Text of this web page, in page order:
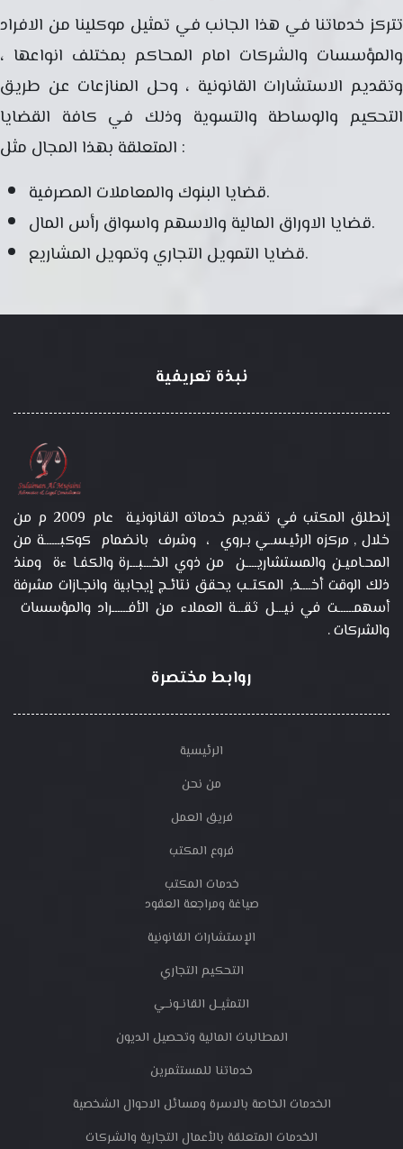
تتركز خدماتنا في هذا الجانب في تمثيل موكلينا من الافراد
والمؤسسات والشركات امام المحاكم بمختلف انواعها ،
وتقديم الاستشارات القانونية ، وحل المنازعات عن طريق
التحكيم والوساطة والتسوية وذلك في كافة القضايا
المتعلقة بهذا المجال مثل :
قضايا البنوك والمعاملات المصرفية.
قضايا الاوراق المالية والاسهم واسواق رأس المال.
قضايا التمويل التجاري وتمويل المشاريع.
نبذة تعريفية
إنطلق المكتب في تقديم خدماته القانونيـة عام 2009 م من
خلال , مركزه الرئيـســي بـروي ، وشرف بانضمام كوكبــــــة من
المحـاميـن والمستشاريــــن من ذوي الخـــبـــرة والكفـا ءة ومنذ
ذلك الوقت أخــــذ, المكتــب يحقق نتائـج إيجابية وانجـازات مشرفة
أسهمــــــت في نيـــل ثقـــة العملاء من الأفــــــراد والمؤسسات
والشركات .
روابط مختصرة
الرئيسية
من نحن
فريق العمل
فروع المكتب
خدمات المكتب
صياغة ومراجعة العقود
الإستشارات القانونية
التحكيم التجاري
التمثيــل القانــونــي
المطالبات المالية وتحصيل الديون
خدماتنا للمستثمرين
الخدمات الخاصة بالاسرة ومسائل الاحوال الشخصية
الخدمات المتعلقة بالأعمال التجارية والشركات